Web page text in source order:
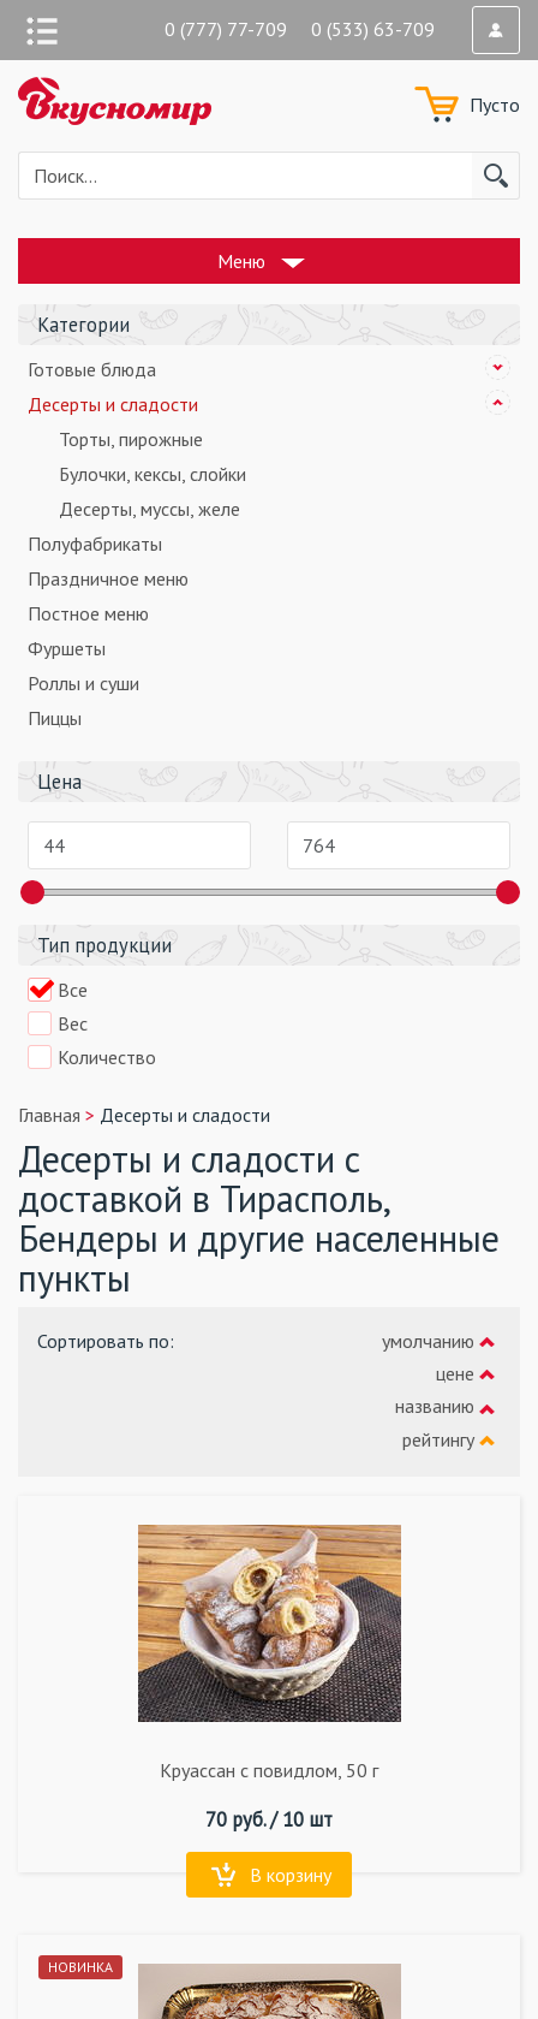
0 (777) 77-709 0 (533) 63-709
Пусто
Меню
Категории
Готовые блюда
Десерты и сладости
Торты, пирожные
Булочки, кексы, слойки
Десерты, муcсы, желе
Полуфабрикаты
Праздничное меню
Постное меню
Фуршеты
Роллы и суши
Пиццы
Цена
Тип продукции
Все
Вес
Количество
Главная Десерты и сладости
Десерты и сладости с
доставкой в Тирасполь,
Бендеры и другие населенные
пункты
Сортировать по:
умолчанию
цене
названию
рейтингу
Круассан с повидлом, 50 г
70 руб. /10 шт
В корзину
НОВИНКА